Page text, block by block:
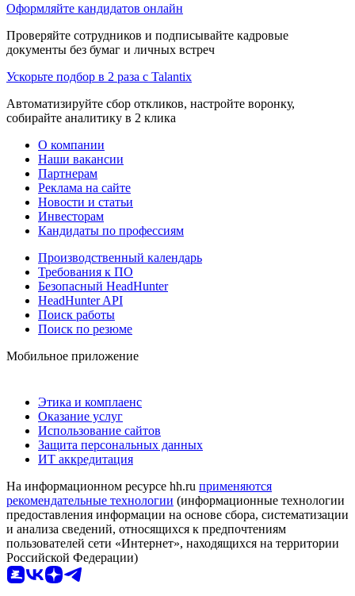
Оформляйте кандидатов онлайн
Проверяйте сотрудников и подписывайте кадровые
документы без бумаг и личных встреч
Ускорьте подбор в 2 раза с Talantix
Автоматизируйте сбор откликов, настройте воронку,
собирайте аналитику в 2 клика
О компании
Наши вакансии
Партнерам
Реклама на сайте
Новости и статьи
Инвесторам
Кандидаты по профессиям
Производственный календарь
Требования к ПО
Безопасный HeadHunter
HeadHunter API
Поиск работы
Поиск по резюме
Мобильное приложение
Этика и комплаенс
Оказание услуг
Использование сайтов
Защита персональных данных
ИТ аккредитация
На информационном ресурсе hh.ru применяются
рекомендательные технологии (информационные технологии
предоставления информации на основе сбора, систематизации
и анализа сведений, относящихся к предпочтениям
пользователей сети «Интернет», находящихся на территории
Российской Федерации)